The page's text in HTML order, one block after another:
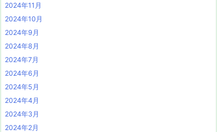
2024年11月
2024年10月
2024年9月
2024年8月
2024年7月
2024年6月
2024年5月
2024年4月
2024年3月
2024年2月